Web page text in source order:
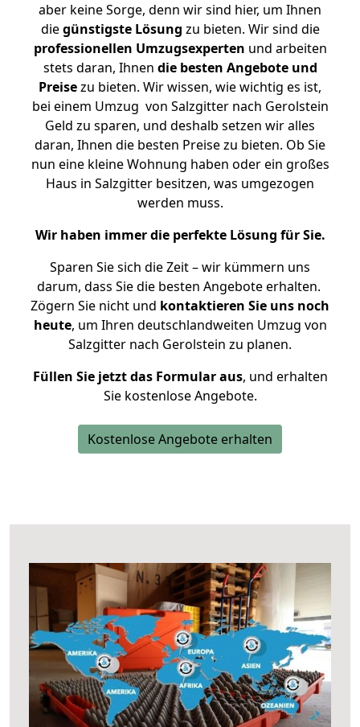
aber keine Sorge, denn wir sind hier, um Ihnen
diegünstigste Lösung zu bieten. Wir sind die
professionellen Umzugsexperten und arbeiten
stets daran, Ihnen die besten Angebote und
Preisezu bieten. Wir wissen, wie wichtig es ist,
bei einem Umzug von Salzgitter nach Gerolstein
Geld zu sparen, und deshalb setzen wir alles
daran, Ihnen die besten Preise zu bieten. Ob Sie
nun eine kleine Wohnung haben oder ein großes
Haus in Salzgitter besitzen, was umgezogen
werden muss.
Wir haben immer die perfekte Lösung für Sie.
Sparen Sie sich die Zeit – wir kümmern uns
darum, dass Sie die besten Angebote erhalten.
Zögern Sie nicht und kontaktieren Sie uns noch
heute, um Ihren deutschlandweiten Umzug von
Salzgitter nach Gerolstein zu planen.
Füllen Sie jetzt das Formular aus, und erhalten
Sie kostenlose Angebote.
Kostenlose Angebote erhalten